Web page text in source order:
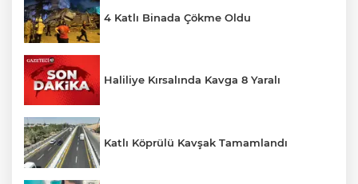
4 Katlı Binada Çökme Oldu
Haliliye Kırsalında Kavga 8 Yaralı
Katlı Köprülü Kavşak Tamamlandı